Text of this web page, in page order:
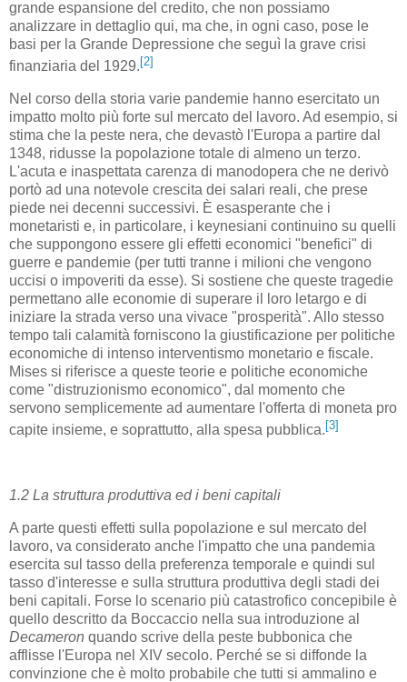
grande espansione del credito, che non possiamo
analizzare in dettaglio qui, ma che, in ogni caso, pose le
basi per la Grande Depressione che seguì la grave crisi
finanziaria del 1929.[2]
Nel corso della storia varie pandemie hanno esercitato un
impatto molto più forte sul mercato del lavoro. Ad esempio, si
stima che la peste nera, che devastò l'Europa a partire dal
1348, ridusse la popolazione totale di almeno un terzo.
L'acuta e inaspettata carenza di manodopera che ne derivò
portò ad una notevole crescita dei salari reali, che prese
piede nei decenni successivi. È esasperante che i
monetaristi e, in particolare, i keynesiani continuino su quelli
che suppongono essere gli effetti economici "benefici" di
guerre e pandemie (per tutti tranne i milioni che vengono
uccisi o impoveriti da esse). Si sostiene che queste tragedie
permettano alle economie di superare il loro letargo e di
iniziare la strada verso una vivace "prosperità". Allo stesso
tempo tali calamità forniscono la giustificazione per politiche
economiche di intenso interventismo monetario e fiscale.
Mises si riferisce a queste teorie e politiche economiche
come "distruzionismo economico", dal momento che
servono semplicemente ad aumentare l'offerta di moneta pro
capite insieme, e soprattutto, alla spesa pubblica. [3]
1.2 La struttura produttiva ed i beni capitali
A parte questi effetti sulla popolazione e sul mercato del
lavoro, va considerato anche l'impatto che una pandemia
esercita sul tasso della preferenza temporale e quindi sul
tasso d'interesse e sulla struttura produttiva degli stadi dei
beni capitali. Forse lo scenario più catastrofico concepibile è
quello descritto da Boccaccio nella sua introduzione al
Decameron quando scrive della peste bubbonica che
afflisse l'Europa nel XIV secolo. Perché se si diffonde la
convinzione che è molto probabile che tutti si ammalino e